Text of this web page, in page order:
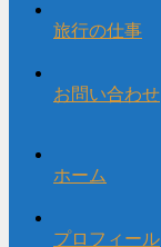
旅行の仕事
お問い合わせ
ホーム
プロフィール